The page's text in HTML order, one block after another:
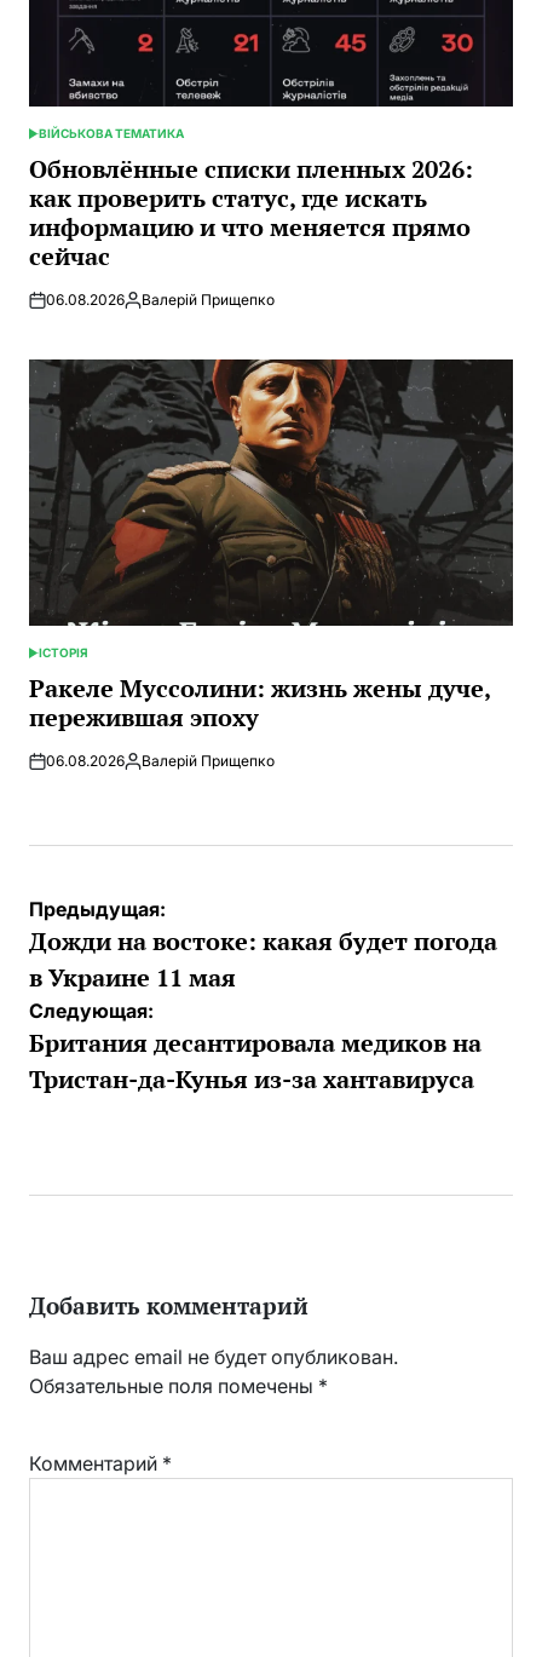
ОПУБЛИКОВАНО
В
ВІЙСЬКОВА ТЕМАТИКА
Обновлённые списки пленных 2026:
как проверить статус, где искать
информацию и что меняется прямо
сейчас
06.08.2026Запись
Валерій Прищепко
ОПУБЛИКОВАНО
В
ІСТОРІЯ
Ракеле Муссолини: жизнь жены дуче,
пережившая эпоху
06.08.2026Запись
Валерій Прищепко
Навигация
по
записям
Предыдущая:
Дожди на востоке: какая будет погода
в Украине 11 мая
Следующая:
Британия десантировала медиков на
Тристан-да-Кунья из-за хантавируса
Добавить комментарий
Ваш адрес email не будет опубликован.
Обязательные поля помечены *
Комментарий *